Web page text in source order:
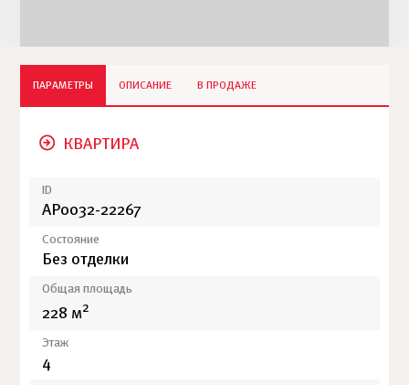
ПАРАМЕТРЫ ОПИСАНИЕ В ПРОДАЖЕ
КВАРТИРА
ID
АР0032-22267
Состояние
Без отделки
Общая площадь
228 м2
Этаж
4